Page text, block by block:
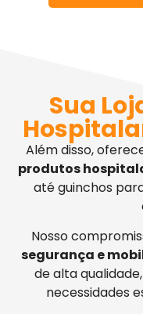
Sua
Além disso,
produtos
até guinchos
Nosso
segurança e
de alta
necessidades